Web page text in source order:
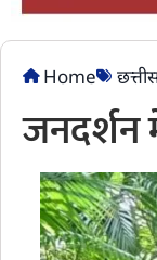
Home
जनदर्शन